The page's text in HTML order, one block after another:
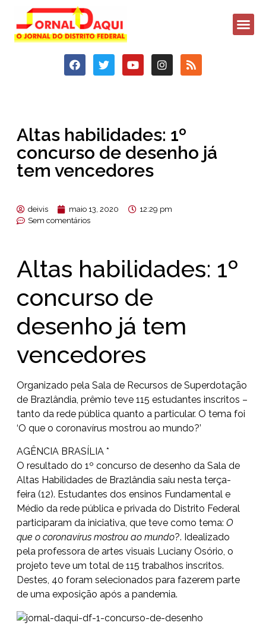
Altas habilidades: 1º
concurso de desenho já
tem vencedores
deivis maio 13, 2020
12:29 pm
Sem comentários
Altas habilidades: 1º
concurso de
desenho já tem
vencedores
Organizado pela Sala de Recursos de Superdotação
de Brazlândia, prêmio teve 115 estudantes inscritos –
tanto da rede pública quanto a particular. O tema foi
‘O que o coronavírus mostrou ao mundo?’
AGÊNCIA BRASÍLIA *
O resultado do 1º concurso de desenho da Sala de
Altas Habilidades de Brazlândia saiu nesta terça-
feira (12). Estudantes dos ensinos Fundamental e
Médio da rede pública e privada do Distrito Federal
participaram da iniciativa, que teve como tema: O
que o coronavírus mostrou ao mundo?. Idealizado
pela professora de artes visuais Luciany Osório, o
projeto teve um total de 115 trabalhos inscritos.
Destes, 40 foram selecionados para fazerem parte
de uma exposição após a pandemia.